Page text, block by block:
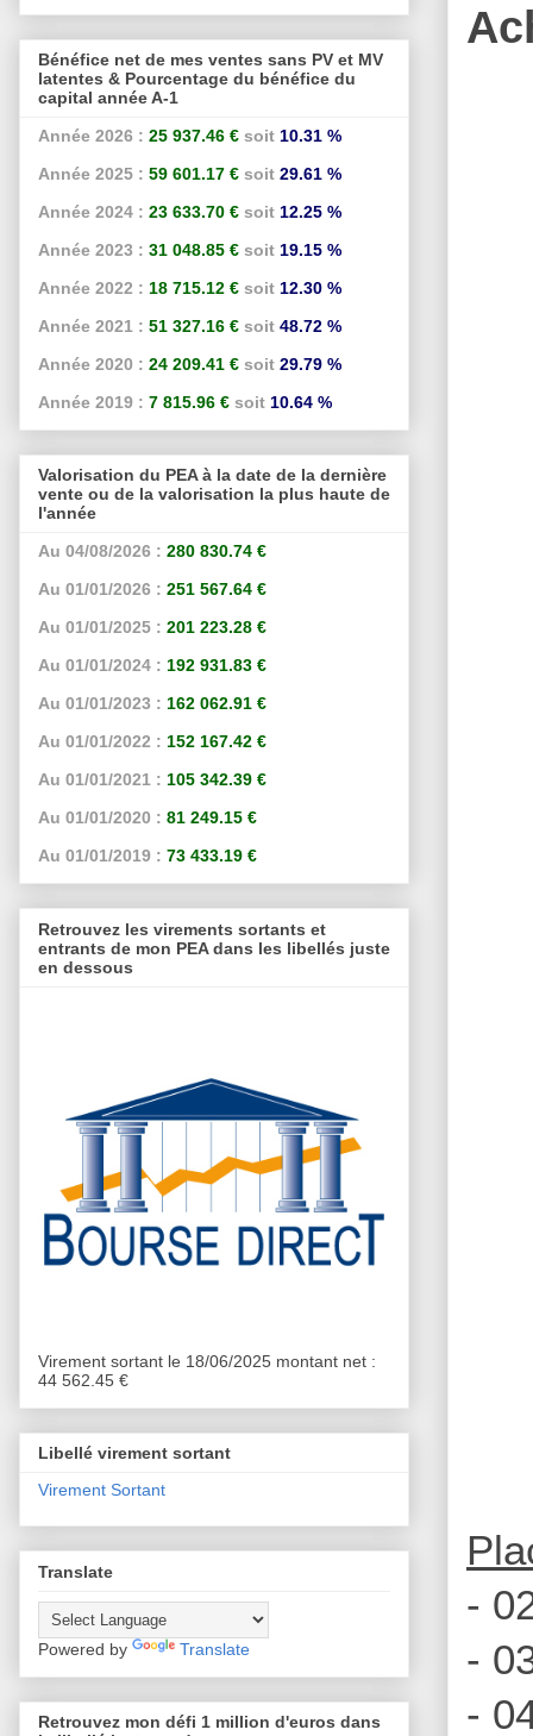
-
-
-
Bénéfice net de mes ventes sans PV et MV
latentes & Pourcentage du bénéfice du
capital année A-1
Année 2026 : 25 937.46 € soit 10.31 %
Année 2025 : 59 601.17 € soit 29.61 %
Année 2024 : 23 633.70 € soit 12.25 %
Année 2023 : 31 048.85 € soit 19.15 %
Année 2022 : 18 715.12 € soit 12.30 %
Année 2021 : 51 327.16 € soit 48.72 %
Année 2020 : 24 209.41 € soit 29.79 %
Année 2019 : 7 815.96 € soit 10.64 %
Valorisation du PEA à la date de la dernière
vente ou de la valorisation la plus haute de
l'année
Au 04/08/2026 : 280 830.74 €
Au 01/01/2026 : 251 567.64 €
Au 01/01/2025 : 201 223.28 €
Au 01/01/2024 : 192 931.83 €
Au 01/01/2023 : 162 062.91 €
Au 01/01/2022 : 152 167.42 €
Au 01/01/2021 : 105 342.39 €
Au 01/01/2020 : 81 249.15 €
Au 01/01/2019 : 73 433.19 €
Retrouvez les virements sortants et
entrants de mon PEA dans les libellés juste
en dessous
Virement sortant le 18/06/2025 montant net :
44 562.45 €
Libellé virement sortant
Virement Sortant
Translate
Powered by Translate
Retrouvez mon défi 1 million d'euros dans